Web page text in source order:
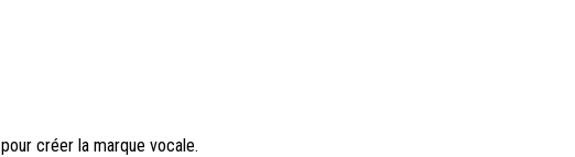
créer la marque vocale.